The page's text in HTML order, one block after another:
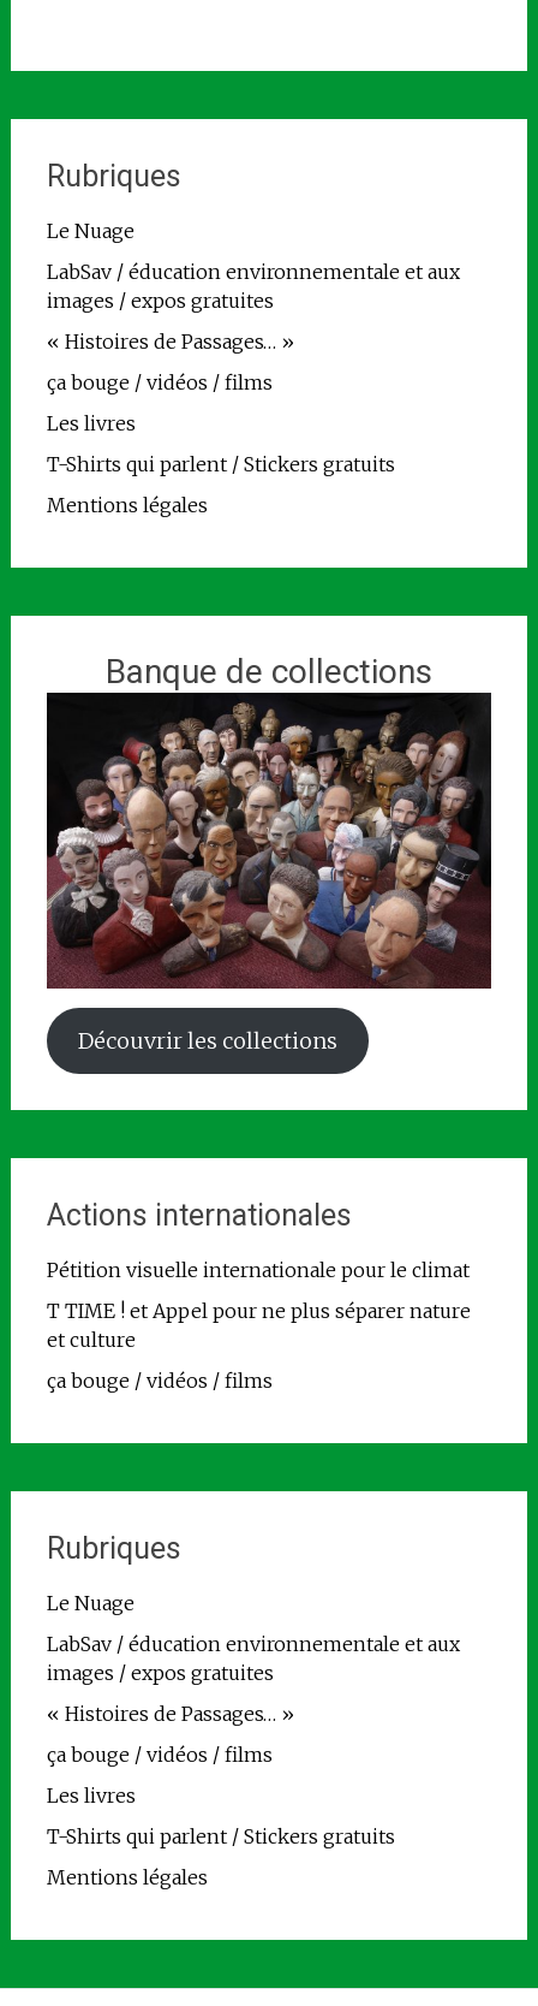
Rubriques
Le Nuage
LabSav / éducation environnementale et aux
images / expos gratuites
« Histoires de Passages… »
ça bouge / vidéos / films
Les livres
T-Shirts qui parlent / Stickers gratuits
Mentions légales
Banque de collections
Découvrir les collections
Actions internationales
Pétition visuelle internationale pour le climat
T TIME ! et Appel pour ne plus séparer nature
et culture
ça bouge / vidéos / films
Rubriques
Le Nuage
LabSav / éducation environnementale et aux
images / expos gratuites
« Histoires de Passages… »
ça bouge / vidéos / films
Les livres
T-Shirts qui parlent / Stickers gratuits
Mentions légales